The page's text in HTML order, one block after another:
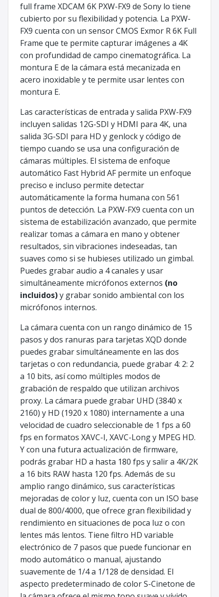
full frame XDCAM 6K PXW-FX9 de Sony lo tiene
cubierto por su flexibilidad y potencia. La PXW-
FX9 cuenta con un sensor CMOS Exmor R 6K Full
Frame que te permite capturar imágenes a 4K
con profundidad de campo cinematográfica. La
montura E de la cámara está mecanizada en
acero inoxidable y te permite usar lentes con
montura E.
Las características de entrada y salida PXW-FX9
incluyen salidas 12G-SDI y HDMI para 4K, una
salida 3G-SDI para HD y genlock y código de
tiempo cuando se usa una configuración de
cámaras múltiples. El sistema de enfoque
automático Fast Hybrid AF permite un enfoque
preciso e incluso permite detectar
automáticamente la forma humana con 561
puntos de detección. La PXW-FX9 cuenta con un
sistema de estabilización avanzado, que permite
realizar tomas a cámara en mano y obtener
resultados, sin vibraciones indeseadas, tan
suaves como si se hubieses utilizado un gimbal.
Puedes grabar audio a 4 canales y usar
simultáneamente micrófonos externos (no
incluidos)y grabar sonido ambiental con los
micrófonos internos.
La cámara cuenta con un rango dinámico de 15
pasos y dos ranuras para tarjetas XQD donde
puedes grabar simultáneamente en las dos
tarjetas o con redundancia, puede grabar 4: 2: 2
a 10 bits, así como múltiples modos de
grabación de respaldo que utilizan archivos
proxy. La cámara puede grabar UHD (3840 x
2160) y HD (1920 x 1080) internamente a una
velocidad de cuadro seleccionable de 1 fps a 60
fps en formatos XAVC-I, XAVC-Long y MPEG HD.
Y con una futura actualización de firmware,
podrás grabar HD a hasta 180 fps y salir a 4K/2K
a 16 bits RAW hasta 120 fps. Además de su
amplio rango dinámico, sus características
mejoradas de color y luz, cuenta con un ISO base
dual de 800/4000, que ofrece gran flexibilidad y
rendimiento en situaciones de poca luz o con
lentes más lentos. Tiene filtro HD variable
electrónico de 7 pasos que puede funcionar en
modo automático o manual, ajustando
suavemente de 1/4 a 1/128 de densidad. El
aspecto predeterminado de color S-Cinetone de